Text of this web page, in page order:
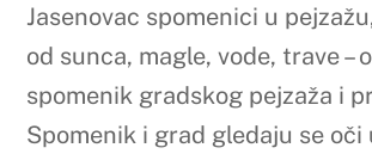
Jasenovac spomenici u
od sunca, magle, vode, trave –
spomenik gradskog pejzaža i
Spomenik i grad gledaju se oči